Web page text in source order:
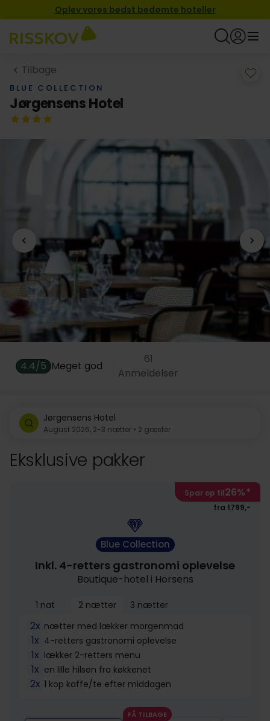
Oplev vores bedst bedømte hoteller
Tilbage
BLUE COLLECTION
Jørgensens Hotel
4.4/5 Meget god
61
Anmeldelser
Jørgensens Hotel
August 2026, 2-3 nætter • 2 gæster
Eksklusive pakker
Spar op til26%*
fra 1799,-
Blue Collection
Inkl. 4-retters gastronomi oplevelse
Boutique-hotel i Horsens
1 nat 2 nætter 3 nætter
2x nætter med lækker morgenmad
1x 4-retters gastronomi oplevelse
1x lækker 2-retters menu
1x en lille hilsen fra køkkenet
2x 1 kop kaffe/te efter middagen
FÅ TILBAGE